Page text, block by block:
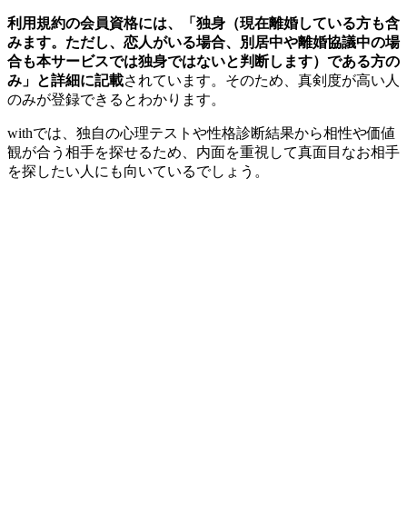
利用規約の会員資格には、「独身（現在離婚している方も含
みます。ただし、恋人がいる場合、別居中や離婚協議中の場
合も本サービスでは独身ではないと判断します）である方の
み」と詳細に記載されています。そのため、真剣度が高い人
のみが登録できるとわかります。
withでは、独自の心理テストや性格診断結果から相性や価値
観が合う相手を探せるため、内面を重視して真面目なお相手
を探したい人にも向いているでしょう。